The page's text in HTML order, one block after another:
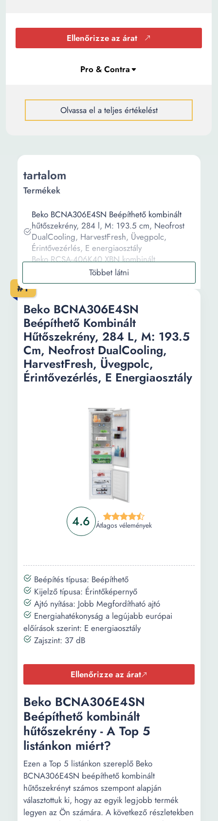
Ellenőrizze az árat
Olvassa el a teljes értékelést
#1
4.6 Átlagos vélemények
Beko BCNA306E4SN
Beépíthető Kombinált
Hűtőszekrény, 284 L, M: 193.5
Cm, Neofrost DualCooling,
HarvestFresh, Üvegpolc,
Érintővezérlés, E Energiaosztály
Beépítés típusa: Beépíthető
Kijelző típusa: Érintőképernyő
Ajtó nyítása: Jobb Megfordítható ajtó
Energiahatékonyság a legújabb európai
előírások szerint: E energiaosztály
Zajszint: 37 dB
Ellenőrizze az árat
Beko BCNA306E4SN
Beépíthető kombinált
hűtőszekrény - A Top 5
listánkon miért?
Ezen a Top 5 listánkon szereplő Beko
BCNA306E4SN beépíthető kombinált
hűtőszekrényt számos szempont alapján
választottuk ki, hogy az egyik legjobb termék
legyen az Ön számára. A következő részletekben
tartalom
Termékek
Beko BCNA306E4SN Beépíthető kombinált
hűtőszekrény, 284 l, M: 193.5 cm, Neofrost
DualCooling, HarvestFresh, Üvegpolc,
Érintővezérlés, E energiaosztály
Beko RCSA-406K40 XBN kombinált
hűtőszekrény, M:203cm, 386L, E
energiaosztály, Ezüst
Beko RCSA406K40DWN Kombinált
hűtőszekrény, 386 l, M: 202.5 cm, E
energiaosztály, Fehér
Beko BCHA-275K3 SN Beépíthető kombinált
hűtőszekrény, NoFrost Freezer, Big Freezer, F
energiaosztály, 177.5cm, Fehér
Beko RCSA406K40DXBN Kombinált
hűtőszekrény, 386 l, M: 202.5 cm, E
energiaosztály, Ezüst
Vásárlási útmutató
Gyakori kérdések